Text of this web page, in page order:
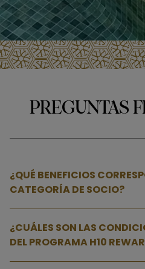
PREGUNTAS
¿QUÉ BENEFICIOS
CATEGORÍA DE SOCIO?
¿CUÁLES SON LAS
DEL PROGRAMA H10